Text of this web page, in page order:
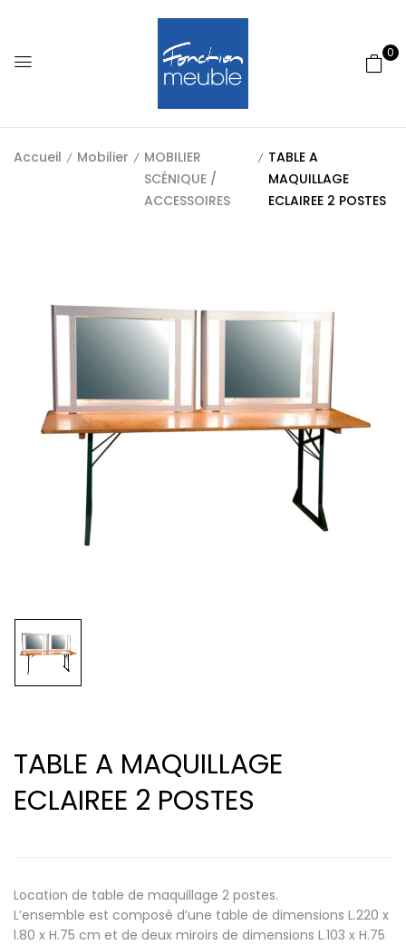
0
Accueil Mobilier
MOBILIER
SCÉNIQUE /
ACCESSOIRES
TABLE A
MAQUILLAGE
ECLAIREE 2 POSTES
TABLE A MAQUILLAGE
ECLAIREE 2 POSTES
Location de table de maquillage 2 postes.
L’ensemble est composé d’une table de dimensions L.220 x
l.80 x H.75 cm et de deux miroirs de dimensions L.103 x H.75